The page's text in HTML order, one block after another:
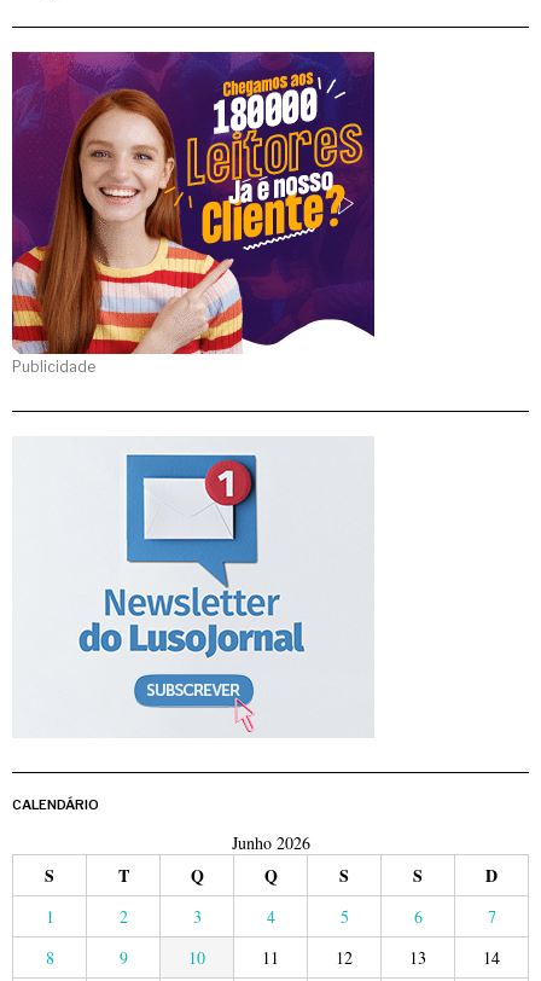
Publicidade
CALENDÁRIO
Junho 2026
S T Q Q S S D
1 2 3 4 5 6
7
8
9 10 11 12 13
14